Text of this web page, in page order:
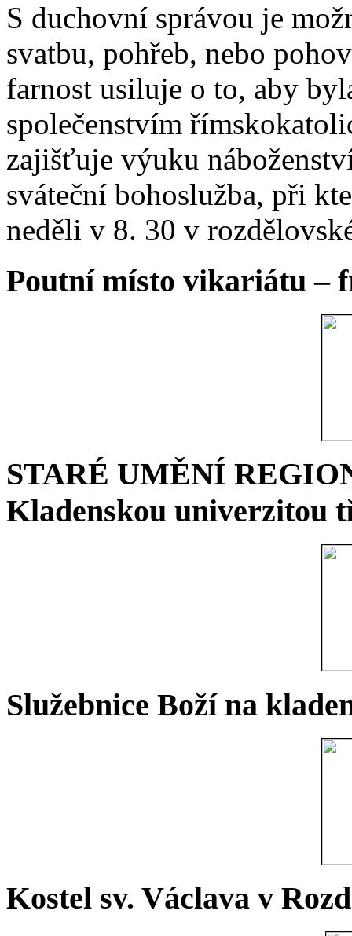
S duchovní správou je
svatbu, pohřeb, nebo
farnost usiluje o to, aby
společenstvím
zajišťuje výuku
sváteční bohoslužba, při
neděli v 8. 30 v
Poutní místo vikariátu –
STARÉ UMĚNÍ
Kladenskou univerzitou
Služebnice Boží na
Kostel sv. Václava v